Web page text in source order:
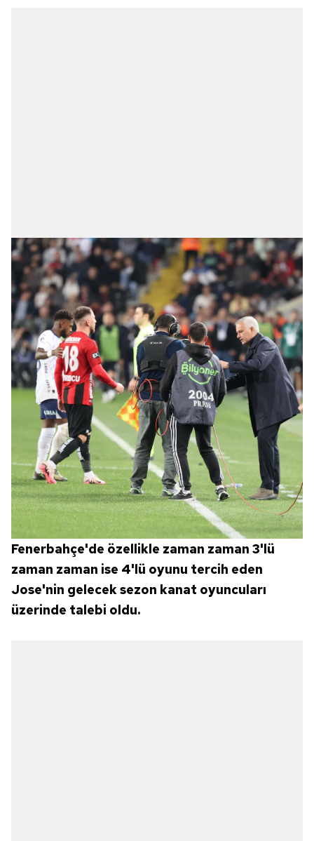
Fenerbahçe'de özellikle zaman zaman 3'lü
zaman zaman ise 4'lü oyunu tercih eden
Jose'nin gelecek sezon kanat oyuncuları
üzerinde talebi oldu.